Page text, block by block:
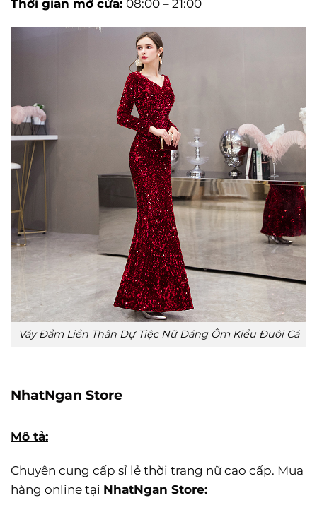
Váy Đầm Liền Thân Dự Tiệc Nữ Dáng Ôm Kiểu Đuôi Cá
NhatNgan Store
Mô tả:
Chuyên cung cấp sỉ lẻ thời trang nữ cao cấp. Mua
hàng online tại NhatNgan Store: